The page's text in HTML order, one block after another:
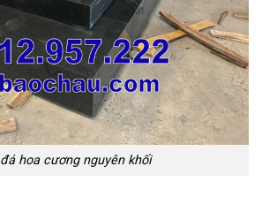
hoa cương nguyên khối